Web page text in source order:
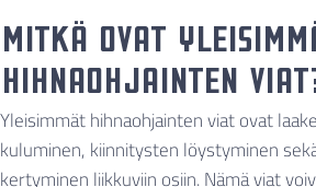
Mitkä ovat
hihnaohjainten
Yleisimmät hihnaohjainten viat ovat
kuluminen, kiinnitysten löystyminen
kertyminen liikkuviin osiin. Nämä viat